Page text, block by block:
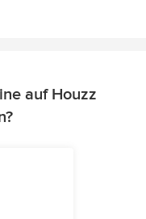
auf Houzz